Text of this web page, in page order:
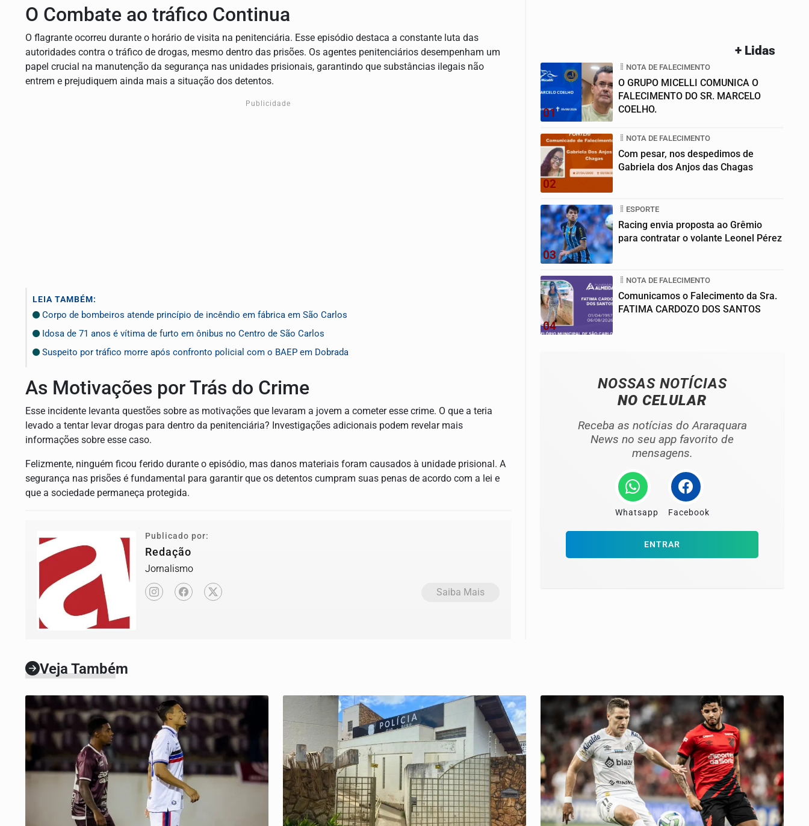
O Combate ao tráfico Continua
O flagrante ocorreu durante o horário de visita na penitenciária. Esse episódio destaca a constante luta das
autoridades contra o tráfico de drogas, mesmo dentro das prisões. Os agentes penitenciários desempenham um
papel crucial na manutenção da segurança nas unidades prisionais, garantindo que substâncias ilegais não
entrem e prejudiquem ainda mais a situação dos detentos.
Publicidade
LEIA TAMBÉM:
Corpo de bombeiros atende princípio de incêndio em fábrica em São Carlos
Idosa de 71 anos é vítima de furto em ônibus no Centro de São Carlos
Suspeito por tráfico morre após confronto policial com o BAEP em Dobrada
As Motivações por Trás do Crime
Esse incidente levanta questões sobre as motivações que levaram a jovem a cometer esse crime. O que a teria
levado a tentar levar drogas para dentro da penitenciária? Investigações adicionais podem revelar mais
informações sobre esse caso.
Felizmente, ninguém ficou ferido durante o episódio, mas danos materiais foram causados à unidade prisional. A
segurança nas prisões é fundamental para garantir que os detentos cumpram suas penas de acordo com a lei e
que a sociedade permaneça protegida.
Publicado por:
Redação
Jornalismo
Saiba Mais
+ Lidas
01
NOTA DE FALECIMENTO
O GRUPO MICELLI COMUNICA O
FALECIMENTO DO SR. MARCELO
COELHO.
02
NOTA DE FALECIMENTO
Com pesar, nos despedimos de
Gabriela dos Anjos das Chagas
03
ESPORTE
Racing envia proposta ao Grêmio
para contratar o volante Leonel Pérez
04
NOTA DE FALECIMENTO
Comunicamos o Falecimento da Sra.
FATIMA CARDOZO DOS SANTOS
NOSSAS NOTÍCIAS
NO CELULAR
Receba as notícias do Araraquara
News no seu app favorito de
mensagens.
Whatsapp Facebook
ENTRAR
Veja Também